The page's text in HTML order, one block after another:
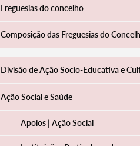
Freguesias do concelho
Composição das Freguesias do
Divisão de Ação Socio-Educativa e
Ação Social e Saúde
Apoios | Ação Social